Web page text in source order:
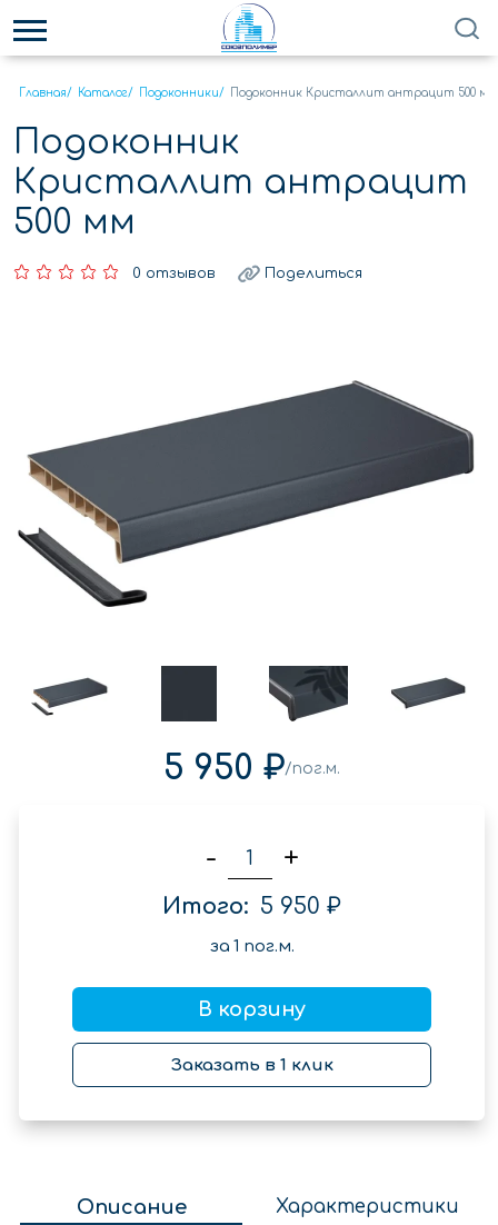
Главная/ Каталог/ Подоконники/ Подоконник Кристаллит антрацит 500 мм
Подоконник
Кристаллит антрацит
500 мм
0 отзывов Поделиться
5 950 ₽/пог.м.
- +
Итого: 5 950 ₽
за 1 пог.м.
В корзину
Заказать в 1 клик
Описание Характеристики